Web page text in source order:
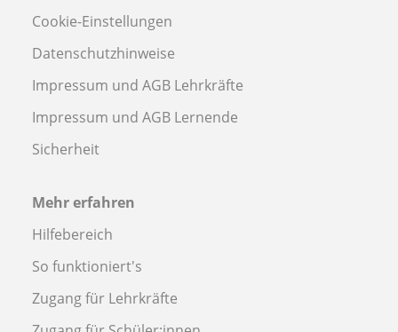
Cookie-Einstellungen
Datenschutzhinweise
Impressum und AGB Lehrkräfte
Impressum und AGB Lernende
Sicherheit
Mehr erfahren
Hilfebereich
So funktioniert's
Zugang für Lehrkräfte